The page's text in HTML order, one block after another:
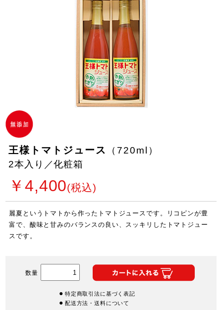
王様トマトジュース
音熟
とまと甘酒
限定セット
レトルト
ジンジャーシロップ
王様トマトジュース
（720ml）
2本入り／化粧箱
￥4,400(税込)
麗夏というトマトから作ったトマトジュースです。リコピンが豊
富で、酸味と甘みのバランスの良い、スッキリしたトマトジュー
スです。
数量
特定商取引法に基づく表記
配送方法・送料について